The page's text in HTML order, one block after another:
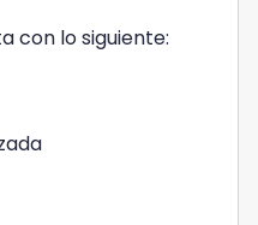
con lo siguiente: